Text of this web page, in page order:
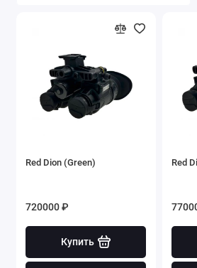
Red Dion (Green)
720000 ₽
Купить
Red